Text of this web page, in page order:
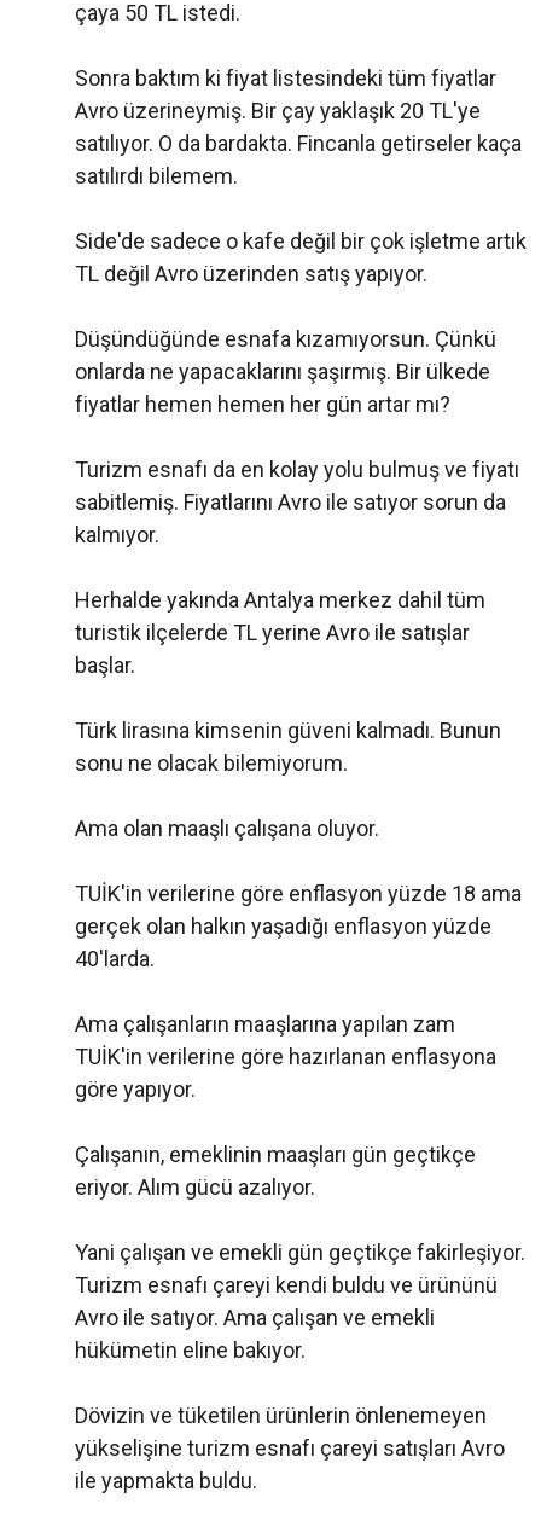
çaya 50 TL istedi.
Sonra baktım ki fiyat listesindeki tüm fiyatlar
Avro üzerineymiş. Bir çay yaklaşık 20 TL'ye
satılıyor. O da bardakta. Fincanla getirseler kaça
satılırdı bilemem.
Side'de sadece o kafe değil bir çok işletme artık
TL değil Avro üzerinden satış yapıyor.
Düşündüğünde esnafa kızamıyorsun. Çünkü
onlarda ne yapacaklarını şaşırmış. Bir ülkede
fiyatlar hemen hemen her gün artar mı?
Turizm esnafı da en kolay yolu bulmuş ve fiyatı
sabitlemiş. Fiyatlarını Avro ile satıyor sorun da
kalmıyor.
Herhalde yakında Antalya merkez dahil tüm
turistik ilçelerde TL yerine Avro ile satışlar
başlar.
Türk lirasına kimsenin güveni kalmadı. Bunun
sonu ne olacak bilemiyorum.
Ama olan maaşlı çalışana oluyor.
TUİK'in verilerine göre enflasyon yüzde 18 ama
gerçek olan halkın yaşadığı enflasyon yüzde
40'larda.
Ama çalışanların maaşlarına yapılan zam
TUİK'in verilerine göre hazırlanan enflasyona
göre yapıyor.
Çalışanın, emeklinin maaşları gün geçtikçe
eriyor. Alım gücü azalıyor.
Yani çalışan ve emekli gün geçtikçe fakirleşiyor.
Turizm esnafı çareyi kendi buldu ve ürününü
Avro ile satıyor. Ama çalışan ve emekli
hükümetin eline bakıyor.
Dövizin ve tüketilen ürünlerin önlenemeyen
yükselişine turizm esnafı çareyi satışları Avro
ile yapmakta buldu.